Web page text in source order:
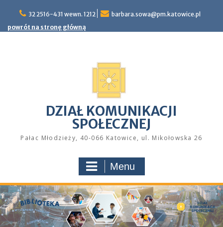
content
32 2516-431 wewn. 1212
barbara.sowa@pm.katowice.pl
powrót na stronę główną
DZIAŁ KOMUNIKACJI
SPOŁECZNEJ
Pałac Młodzieży, 40-066 Katowice, ul. Mikołowska 26
Menu